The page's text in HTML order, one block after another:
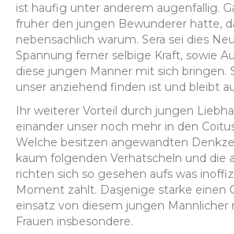
ist haufig unter anderem augenfallig.
fruher den jungen Bewunderer hatte,
nebensachlich warum. Sera sei dies
Spannung ferner selbige Kraft, sowie
diese jungen Manner mit sich bringen.
unser anziehend finden ist und bleibt
Ihr weiterer Vorteil durch jungen
einander unser noch mehr in den
Welche besitzen angewandten
kaum folgenden Verhatscheln und die
richten sich so gesehen aufs was
Moment zahlt. Dasjenige starke einen
einsatz von diesem jungen Mannlicher
Frauen insbesondere.